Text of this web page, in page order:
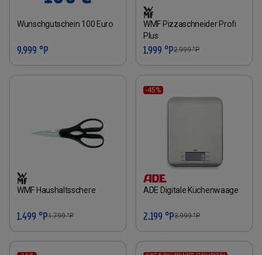
Wunschgutschein 100 Euro
9.999 °P
WMF Pizzaschneider Profi
Plus
1.999 °P2.999°P
WMF Haushaltsschere
1.499 °P1.799°P
-45%
ADE Digitale Küchenwaage
2.199 °P3.999°P